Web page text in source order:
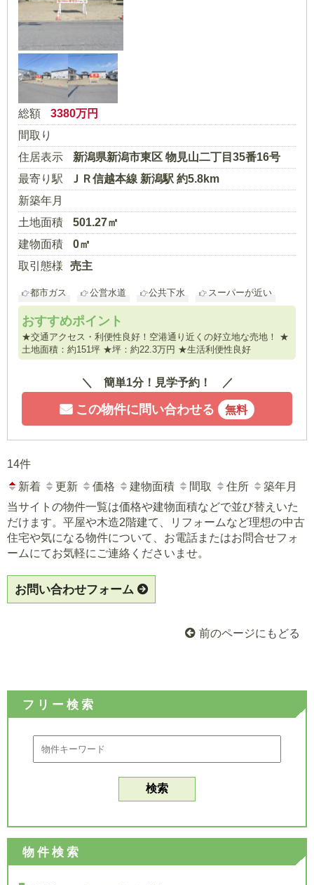
総額 3380万円
間取り
住居表示
新潟県新潟市東区 物見山二丁目35番16号
最寄り駅
ＪＲ信越本線 新潟駅 約5.8km
新築年月
土地面積
501.27㎡
建物面積
0㎡
取引態様
売主
都市ガス 公営水道 公共下水 スーパーが近い
おすすめポイント
★交通アクセス・利便性良好！空港通り近くの好立地な売地！ ★
土地面積：約151坪 ★坪：約22.3万円 ★生活利便性良好
簡単1分！見学予約！
この物件に問い合わせる 無料
新着 更新 価格 建物面積 間取 住所 築年月
14件
当サイトの物件一覧は価格や建物面積などで並び替えいた
だけます。平屋や木造2階建て、リフォームなど理想の中古
住宅や気になる物件について、お電話またはお問合せフォ
ームにてお気軽にご連絡くださいませ。
お問い合わせフォーム
前のページにもどる
フリー検索
物件検索